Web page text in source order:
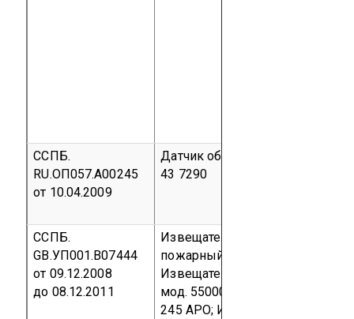
ССПБ.
RU.ОП057.А00245
от 10.04.2009
Датчик обнаружения
43 7290
ССПБ.
GB.УП001.В07444
от 09.12.2008
до 08.12.2011
Извещатели пожарные серии
пожарный тепловой мод.
Извещатель пожарный
мод. 55000-317 АРО, с базами
245 АРО; Извещатели